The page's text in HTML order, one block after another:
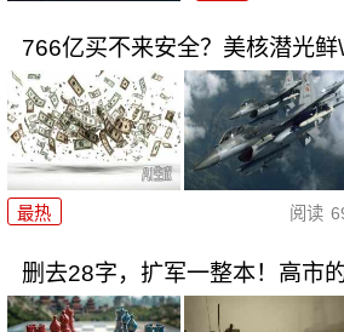
766亿买不来安全？美核潜光
最热 阅读
删去28字，扩军一整本！高市